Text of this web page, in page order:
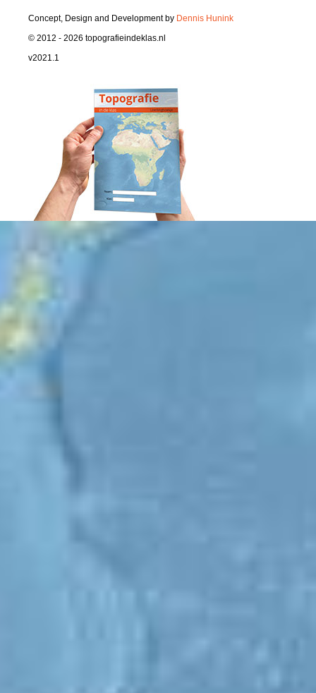
Concept, Design and Development by Dennis Hunink
© 2012 - 2026 topografieindeklas.nl
v2021.1